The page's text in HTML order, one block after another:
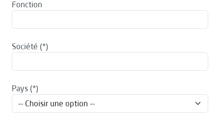
Fonction
Société
Pays